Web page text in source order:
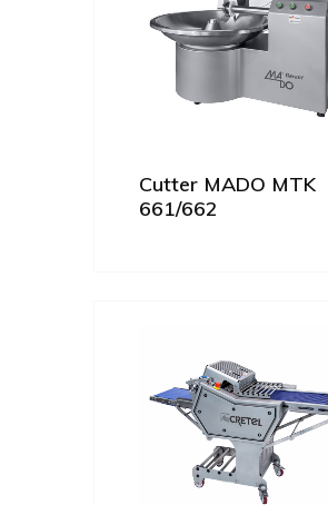
Cutter MADO MTK
661/662